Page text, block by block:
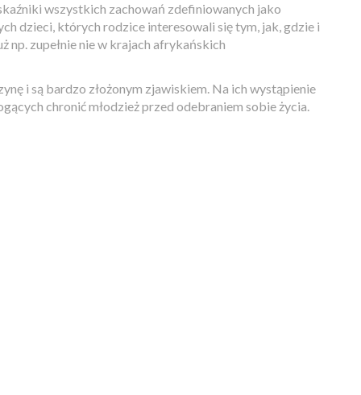
wszystkich zachowań zdefiniowanych jako
dzieci, których rodzice interesowali się tym, jak, gdzie i
np. zupełnie nie w krajach afrykańskich
i są bardzo złożonym zjawiskiem. Na ich wystąpienie
chronić młodzież przed odebraniem sobie życia.